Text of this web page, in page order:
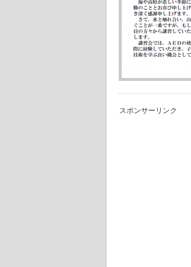
スポンサーリンク